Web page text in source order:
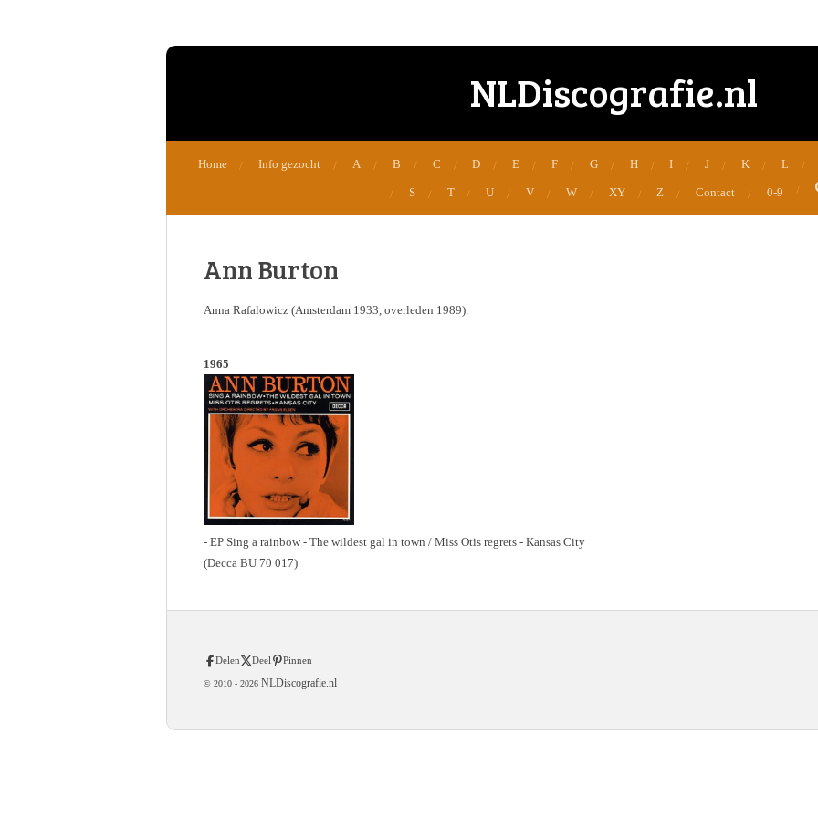
NLDiscografie.nl
Home Info gezocht A B C D E F G H I J K L
S T U V W XY Z Contact 0-9
Ann Burton
Anna Rafalowicz (Amsterdam 1933, overleden 1989).
1965
- EP Sing a rainbow - The wildest gal in town / Miss Otis regrets - Kansas City
(Decca BU 70 017)
Delen Deel Pinnen
© 2010 - 2026 NLDiscografie.nl